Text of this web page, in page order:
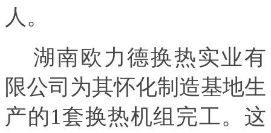
人。
湖南欧力德换热实业有
限公司为其怀化制造基地生
产的1套换热机组完工。这